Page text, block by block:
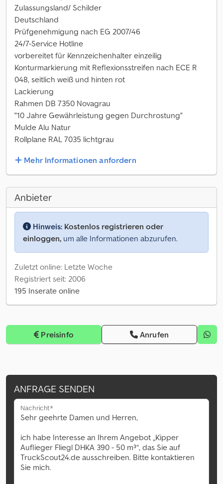
Zulassungsland/ Schilder
Deutschland
Prüfgenehmigung nach EG 2007/46
24/7-Service Hotline
vorbereitet für Kennzeichenhalter einzeilig
Konturmarkierung mit Reflexionsstreifen nach ECE R
048, seitlich weiß und hinten rot
Lackierung
Rahmen DB 7350 Novagrau
"10 Jahre Gewährleistung gegen Durchrostung"
Mulde Alu Natur
Rollplane RAL 7035 lichtgrau
Mehr Informationen anfordern
Anbieter
Hinweis: Kostenlos registrieren oder
einloggen, um alle Informationen abzurufen.
Zuletzt online: Letzte Woche
Registriert seit: 2006
195 Inserate online
Preisinfo Anrufen
ANFRAGE SENDEN
Nachricht*